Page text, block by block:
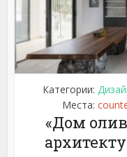
Категории:
Места:
«Дом